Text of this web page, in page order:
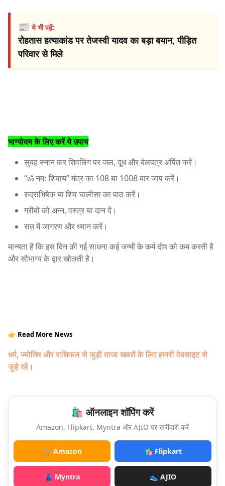
📰ये भी पढ़ें:
रोहतास हत्याकांड पर तेजस्वी यादव का बड़ा बयान, पीड़ित
परिवार से मिले
भाग्योदय के लिए करें ये उपाय
सुबह स्नान कर शिवलिंग पर जल, दूध और बेलपत्र अर्पित करें।
“ॐ नमः शिवाय” मंत्र का 108 या 1008 बार जाप करें।
रुद्राभिषेक या शिव चालीसा का पाठ करें।
गरीबों को अन्न, वस्त्र या दान दें।
रात में जागरण और ध्यान करें।
मान्यता है कि इस दिन की गई साधना कई जन्मों के कर्म दोष को कम करती है
और सौभाग्य के द्वार खोलती है।
👉 Read More News
धर्म, ज्योतिष और राशिफल से जुड़ी ताजा खबरों के लिए हमारी वेबसाइट से
जुड़े रहें।
🛍️ ऑनलाइन शॉपिंग करें
Amazon, Flipkart, Myntra और AJIO पर खरीदारी करें
🛒 Amazon 🛍️ Flipkart
👗 Myntra 👟 AJIO